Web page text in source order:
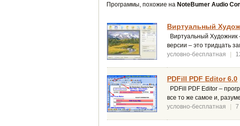
Программы, похожие на NoteBumer Audio
Виртуальный
Виртуальный
версии – это тридцать
условно-бесплатная
|
PDFill PDF Editor 6.0
PDFill PDF Editor –
все то же самое и,
условно-бесплатная
|